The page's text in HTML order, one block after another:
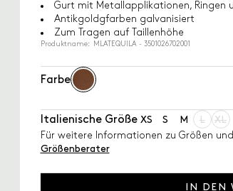
Gurt mit Metallapplikationen, Ringen
Antikgoldgfarben galvanisiert
Zum Tragen auf Taillenhöhe
Produktname: MLATEQUILA - 3501026702001
Farbe
Italienische Größe XS S M L
XL
Für weitere Informationen zu Größen
Größenberater
IN DEN